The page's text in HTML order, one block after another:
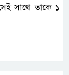
সাথে তাকে ১